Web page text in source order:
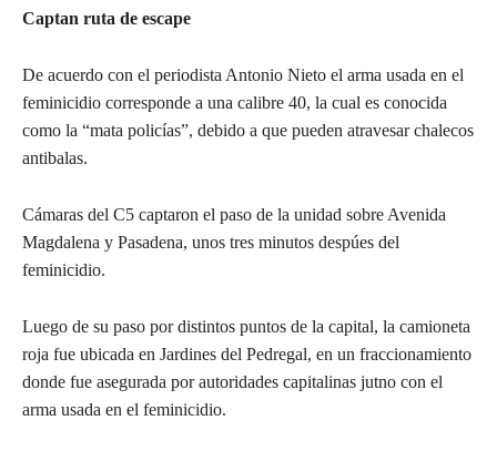
Captan ruta de escape
De acuerdo con el periodista Antonio Nieto el arma usada en el
feminicidio corresponde a una calibre 40, la cual es conocida
como la “mata policías”, debido a que pueden atravesar chalecos
antibalas.
Cámaras del C5 captaron el paso de la unidad sobre Avenida
Magdalena y Pasadena, unos tres minutos despúes del
feminicidio.
Luego de su paso por distintos puntos de la capital, la camioneta
roja fue ubicada en Jardines del Pedregal, en un fraccionamiento
donde fue asegurada por autoridades capitalinas jutno con el
arma usada en el feminicidio.